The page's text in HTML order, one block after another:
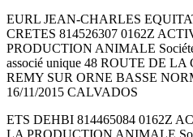
EURL JEAN-CHARLES
CRETES 814526307 0162Z
PRODUCTION ANIMALE Société
associé unique 48 ROUTE DE
REMY SUR ORNE BASSE
16/11/2015 CALVADOS
ETS DEHBI 814465084 0162Z